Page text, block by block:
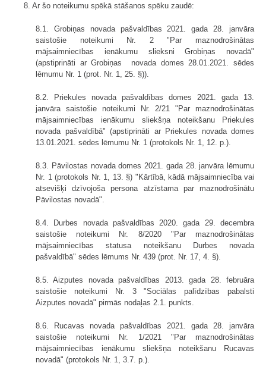
8. Ar šo noteikumu spēkā stāšanos spēku zaudē:
8.1. Grobiņas novada pašvaldības 2021. gada 28. janvāra
saistošie noteikumi Nr. 2 "Par maznodrošinātas
mājsaimniecības ienākumu slieksni Grobiņas novadā"
(apstiprināti ar Grobiņas novada domes 28.01.2021. sēdes
lēmumu Nr. 1 (prot. Nr. 1, 25. §)).
8.2. Priekules novada pašvaldības domes 2021. gada 13.
janvāra saistošie noteikumi Nr. 2/21 "Par maznodrošinātas
mājsaimniecības ienākumu sliekšņa noteikšanu Priekules
novada pašvaldībā" (apstiprināti ar Priekules novada domes
13.01.2021. sēdes lēmumu Nr. 1 (protokols Nr. 1, 12. p.).
8.3. Pāvilostas novada domes 2021. gada 28. janvāra lēmumu
Nr. 1 (protokols Nr. 1, 13. §) "Kārtībā, kādā mājsaimniecība vai
atsevišķi dzīvojoša persona atzīstama par maznodrošinātu
Pāvilostas novadā".
8.4. Durbes novada pašvaldības 2020. gada 29. decembra
saistošie noteikumi Nr. 8/2020 "Par maznodrošinātas
mājsaimniecības statusa noteikšanu Durbes novada
pašvaldībā" sēdes lēmums Nr. 439 (prot. Nr. 17, 4. §).
8.5. Aizputes novada pašvaldības 2013. gada 28. februāra
saistošie noteikumi Nr. 3 "Sociālas palīdzības pabalsti
Aizputes novadā" pirmās nodaļas 2.1. punkts.
8.6. Rucavas novada pašvaldības 2021. gada 28. janvāra
saistošie noteikumi Nr. 1/2021 "Par maznodrošinātas
mājsaimniecības ienākumu sliekšņa noteikšanu Rucavas
novadā" (protokols Nr. 1, 3.7. p.).